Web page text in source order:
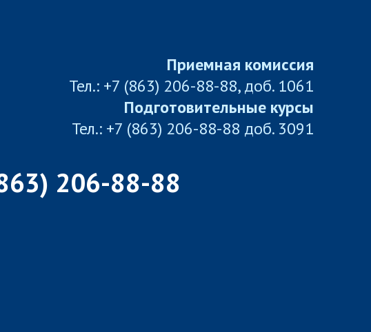
Приемная комиссия
Тел.: +7 (863) 206-88-88, доб. 1061
Подготовительные курсы
Тел.: +7 (863) 206-88-88 доб. 3091
206-88-88